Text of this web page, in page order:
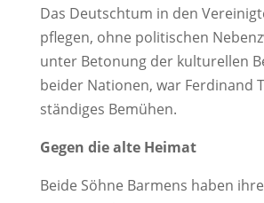
Das Deutschtum in den
pflegen, ohne politischen
unter Betonung der kulturellen
beider Nationen, war Ferdinand
ständiges Bemühen.
Gegen die alte Heimat
Beide Söhne Barmens haben